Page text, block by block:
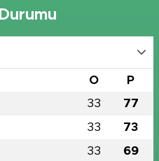
O P
33 77
33 73
33 69